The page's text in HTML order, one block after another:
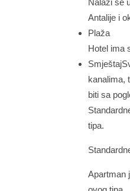
Nalazi se
Antalije i
Plaža
Hotel ima
kanalima,
biti sa
tipa.
Apartman